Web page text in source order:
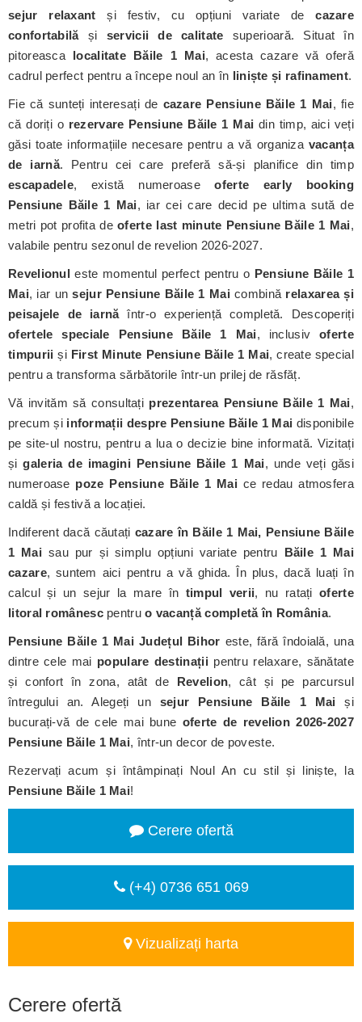
sejur relaxant și festiv, cu opțiuni variate decazare
confortabilăși servicii de calitate superioară. Situat în
pitoreasca localitate Băile 1 Mai, acesta cazare vă oferă
cadrul perfect pentru a începe noul an în liniște și rafinament.
Fie că sunteți interesați de cazare Pensiune Băile 1 Mai, fie
că doriți o rezervare Pensiune Băile 1 Mai din timp, aici veți
găsi toate informațiile necesare pentru a vă organiza vacanța
de iarnă. Pentru cei care preferă să-și planifice din timp
escapadele, există numeroaseoferte early booking
Pensiune Băile 1 Mai, iar cei care decid pe ultima sută de
metri pot profita deoferte last minute Pensiune Băile 1 Mai,
valabile pentru sezonul de revelion 2026-2027.
Revelionul este momentul perfect pentru o Pensiune Băile 1
Mai, iar unsejur Pensiune Băile 1 Mai combină relaxarea și
peisajele de iarnăîntr-o experiență completă. Descoperiți
ofertele speciale Pensiune Băile 1 Mai, inclusivoferte
timpurii și First Minute Pensiune Băile 1 Mai, create special
pentru a transforma sărbătorile într-un prilej de răsfăț.
Vă invităm să consultați prezentarea Pensiune Băile 1 Mai,
precum și informații despre Pensiune Băile 1 Mai disponibile
pe site-ul nostru, pentru a lua o decizie bine informată. Vizitați
șigaleria de imagini Pensiune Băile 1 Mai, unde veți găsi
numeroase poze Pensiune Băile 1 Mai ce redau atmosfera
caldă și festivă a locației.
Indiferent dacă căutați cazare în Băile 1 Mai, Pensiune Băile
1 Mai sau pur și simplu opțiuni variate pentru Băile 1 Mai
cazare, suntem aici pentru a vă ghida. În plus, dacă luați în
calcul și un sejur la mare în timpul verii, nu ratațioferte
litoral românescpentruo vacanță completă în România.
Pensiune Băile 1 Mai Județul Bihor este, fără îndoială, una
dintre cele mai populare destinații pentru relaxare, sănătate
și confort în zona, atât de Revelion, cât și pe parcursul
întregului an. Alegeți un sejur Pensiune Băile 1 Mai și
bucurați-vă de cele mai bune oferte de revelion 2026-2027
Pensiune Băile 1 Mai, într-un decor de poveste.
Rezervați acum și întâmpinați Noul An cu stil și liniște, la
Pensiune Băile 1 Mai!
Cerere ofertă
(+4) 0736 651 069
Vizualizați harta
Cerere ofertă